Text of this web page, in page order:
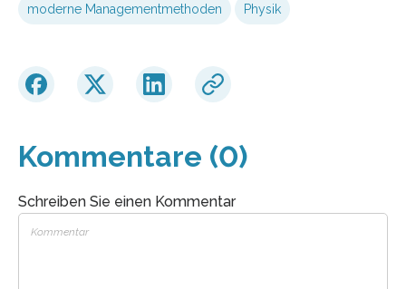
moderne Managementmethoden Physik
Kommentare (0)
Schreiben Sie einen Kommentar